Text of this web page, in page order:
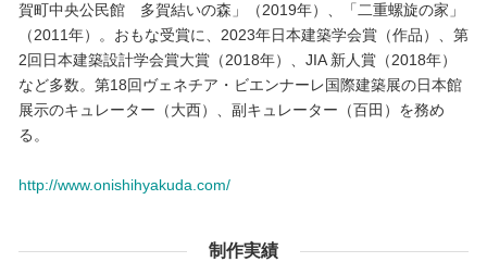
賀町中央公民館 多賀結いの森」（2019年）、「二重螺旋の家」
（2011年）。おもな受賞に、2023年日本建築学会賞（作品）、第
2回日本建築設計学会賞大賞（2018年）、JIA 新人賞（2018年）
など多数。第18回ヴェネチア・ビエンナーレ国際建築展の日本館
展示のキュレーター（大西）、副キュレーター（百田）を務め
る。
http://www.onishihyakuda.com/
制作実績